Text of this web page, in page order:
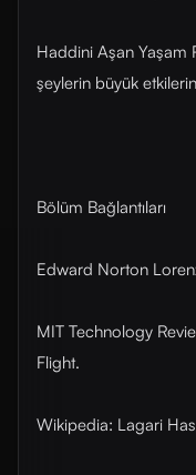
Haddini Aşan Yaşam
şeylerin büyük
Bölüm Bağlantıları
Edward Norton
MIT Technology
Flight.
Wikipedia: Lagari